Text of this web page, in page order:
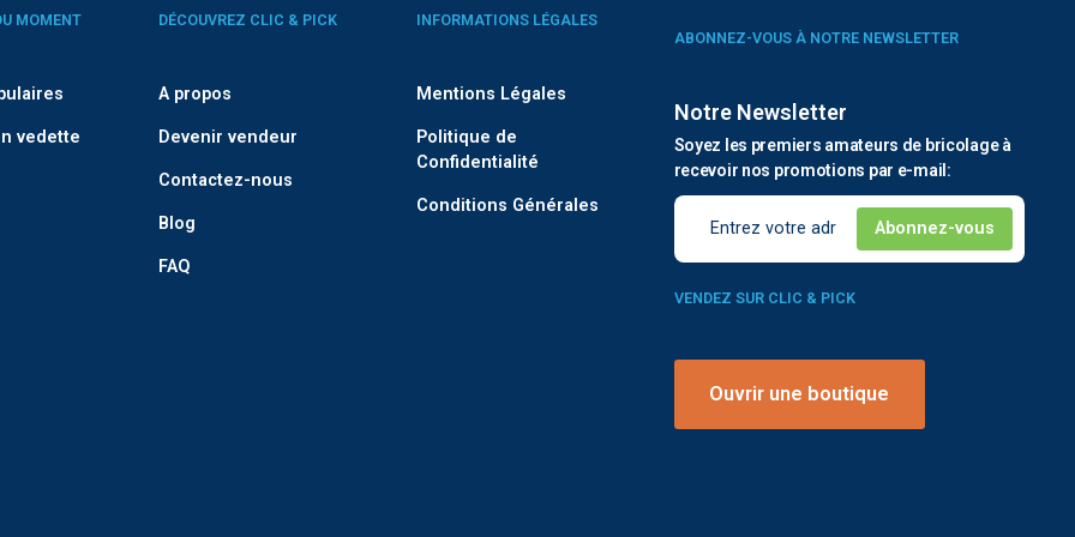
MOMENT
vedette
DÉCOUVREZ CLIC & PICK
A propos
Devenir vendeur
Contactez-nous
Blog
FAQ
INFORMATIONS LÉGALES
Mentions Légales
Politique de
Confidentialité
Conditions Générales
ABONNEZ-VOUS À NOTRE NEWSLETTER
Notre Newsletter
Soyez les premiers amateurs de bricolage à
recevoir nos promotions par e-mail:
VENDEZ SUR CLIC & PICK
Ouvrir une boutique